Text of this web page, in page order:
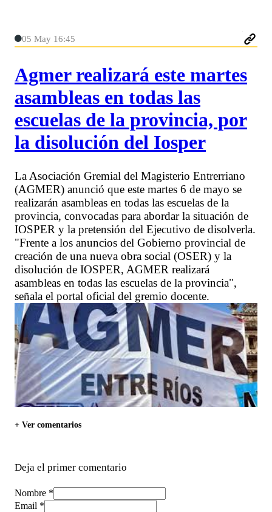
05 May 16:45
Agmer realizará este martes
asambleas en todas las
escuelas de la provincia, por
la disolución del Iosper
La Asociación Gremial del Magisterio Entrerriano
(AGMER) anunció que este martes 6 de mayo se
realizarán asambleas en todas las escuelas de la
provincia, convocadas para abordar la situación de
IOSPER y la pretensión del Ejecutivo de disolverla.
"Frente a los anuncios del Gobierno provincial de
creación de una nueva obra social (OSER) y la
disolución de IOSPER, AGMER realizará
asambleas en todas las escuelas de la provincia",
señala el portal oficial del gremio docente.
+ Ver comentarios
Deja el primer comentario
Nombre *
Email *